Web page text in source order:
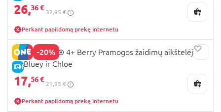
26,36 €
32,95 €
Perkant papildomą prekę internetu
-20%
E-KAINA
11201 LEGO® 4+ Berry Pramogos žaidimų aikštelėje
su Bluey ir Chloe
17,56 €
21,95 €
Perkant papildomą prekę internetu